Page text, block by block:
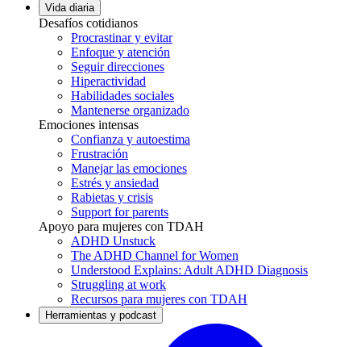
Vida diaria
Desafíos cotidianos
Procrastinar y evitar
Enfoque y atención
Seguir direcciones
Hiperactividad
Habilidades sociales
Mantenerse organizado
Emociones intensas
Confianza y autoestima
Frustración
Manejar las emociones
Estrés y ansiedad
Rabietas y crisis
Support for parents
Apoyo para mujeres con TDAH
ADHD Unstuck
The ADHD Channel for Women
Understood Explains: Adult ADHD Diagnosis
Struggling at work
Recursos para mujeres con TDAH
Herramientas y podcast